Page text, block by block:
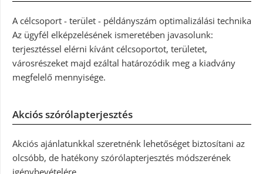
A célcsoport - terület - példányszám optimalizálási technika
Az ügyfél elképzelésének ismeretében javasolunk:
terjesztéssel elérni kívánt célcsoportot, területet,
városrészeket majd ezáltal határozódik meg a kiadvány
megfelelő mennyisége.
Akciós szórólapterjesztés
Akciós ajánlatunkkal szeretnénk lehetőséget biztosítani az
olcsóbb, de hatékony szórólapterjesztés módszerének
igénybevételére.